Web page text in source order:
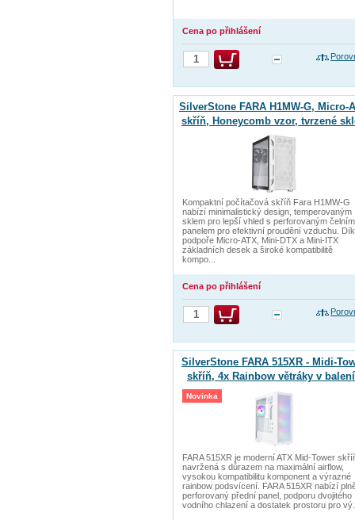
Cena po přihlášení
SilverStone FARA H1MW-G, Micro-
skříň, Honeycomb vzor, tvrzené
bílá
Kompaktní počítačová skříň Fara H1MW-G
nabízí minimalistický design, temperovaným
sklem pro lepší vhled s perforovaným čelním
panelem pro efektivní proudění vzduchu.
podpoře Micro-ATX, Mini-DTX a Mini-ITX
základních desek a široké kompatibilitě
kompo...
Cena po přihlášení
SilverStone FARA 515XR - Midi-
skříň, 4x Rainbow větráky v
tvrzené sklo, bílá
FARA 515XR je moderní ATX Mid-Tower
navržená s důrazem na maximální airflow,
vysokou kompatibilitu komponent a výrazné
rainbow podsvícení. FARA 515XR nabízí
perforovaný přední panel, podporu dvojitého
vodního chlazení a dostatek prostoru pro
Novinka